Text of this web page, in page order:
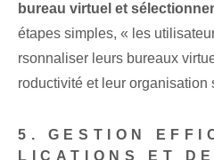
bureau virtuel et
étapes simples, « les
rsonnaliser leurs bureaux
roductivité et leur organisation
5. GESTION
LICATIONS ET